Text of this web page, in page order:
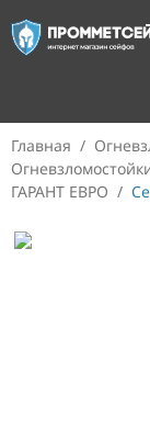
Главная /
ГАРАНТ ЕВРО /